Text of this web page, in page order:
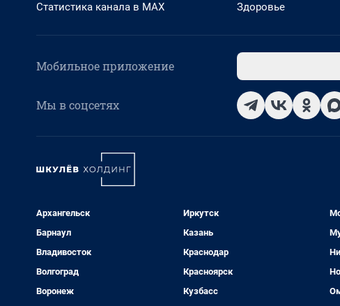
Статистика канала в MAX
Здоровье
Мобильное приложение
Мы в соцсетях
Архангельск
Барнаул
Владивосток
Волгоград
Воронеж
Иркутск
Казань
Краснодар
Красноярск
Кузбасс